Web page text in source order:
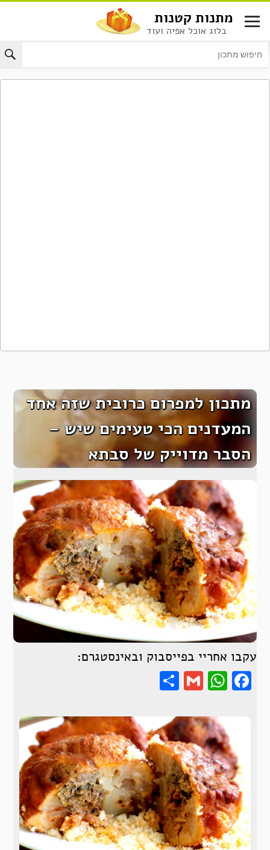
לתוכן
מתנות קטנות
בלוג אוכל אפיה ועוד
מתכון למפרום כרובית שזה אחד
המעדנים הכי טעימים שיש –
הסבר מדוייק של סבתא
עקבו אחריי בפייסבוק ובאינסטגרם:
Facebook
WhatsApp
Gmail